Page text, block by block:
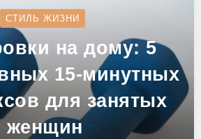
СТИЛЬ ЖИЗНИ
на дому: 5
15-минутных
для занятых
женщин